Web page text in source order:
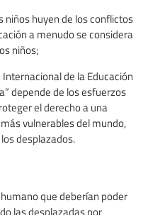
niños huyen de los conflictos
a menudo se considera
niños;
de la Educación
depende de los esfuerzos
el derecho a una
vulnerables del mundo,
desplazados.
que deberían poder
las desplazadas por